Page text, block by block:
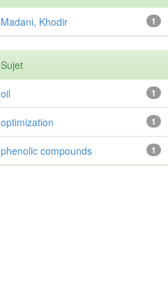
1
Madani, Khodir
Sujet
1
oil
1
optimization
1
phenolic compounds